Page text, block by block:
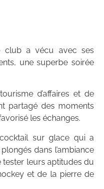
club a vécu avec ses
une superbe soirée
d’affaires et de
partagé des moments
les échanges.
sur glace qui a
dans l’ambiance
tester leurs aptitudes du
et de la pierre de